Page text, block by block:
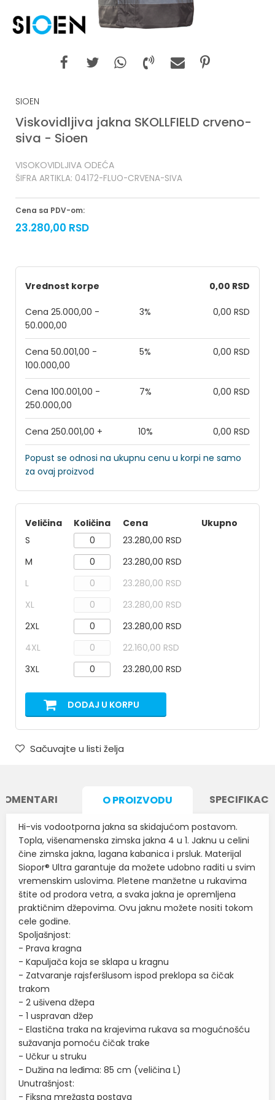
SIOEN
Viskovidljiva jakna SKOLLFIELD crveno-
siva - Sioen
VISOKOVIDLJIVA ODEĆA
ŠIFRA ARTIKLA: 04172-FLUO-CRVENA-SIVA
Cena sa PDV-om:
23.280,00 RSD
Vrednost korpe 0,00 RSD
Cena 25.000,00 -
50.000,00
3% 0,00 RSD
Cena 50.001,00 -
100.000,00
5% 0,00 RSD
Cena 100.001,00 -
250.000,00
7% 0,00 RSD
Cena 250.001,00 + 10% 0,00 RSD
Popust se odnosi na ukupnu cenu u korpi ne samo
za ovaj proizvod
Veličina Količina Cena
Ukupno
S
23.280,00 RSD
M
23.280,00 RSD
L
23.280,00 RSD
XL
23.280,00 RSD
2XL
23.280,00 RSD
4XL
22.160,00 RSD
3XL
23.280,00 RSD
DODAJ U KORPU
Sačuvajte u listi želja
O PROIZVODU
Hi-vis vodootporna jakna sa skidajućom postavom.
Topla, višenamenska zimska jakna 4 u 1. Jaknu u celini
čine zimska jakna, lagana kabanica i prsluk. Materijal
Siopor® Ultra garantuje da možete udobno raditi u svim
vremenskim uslovima. Pletene manžetne u rukavima
štite od prodora vetra, a svaka jakna je opremljena
praktičnim džepovima. Ovu jaknu možete nositi tokom
cele godine.
Spoljašnjost:
- Prava kragna
- Kapuljača koja se sklapa u kragnu
- Zatvaranje rajsferšlusom ispod preklopa sa čičak
trakom
- 2 ušivena džepa
- 1 uspravan džep
- Elastična traka na krajevima rukava sa mogućnošću
sužavanja pomoću čičak trake
- Učkur u struku
- Dužina na leđima: 85 cm (veličina L)
Unutrašnjost:
- Fiksna mrežasta postava